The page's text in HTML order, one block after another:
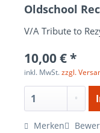
Oldschool
V/A Tribute to
10,00 € *
inkl. MwSt.zzgl.
Merken